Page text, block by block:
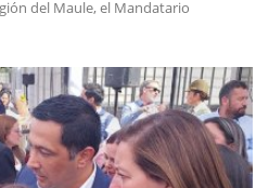
del Maule, el Mandatario